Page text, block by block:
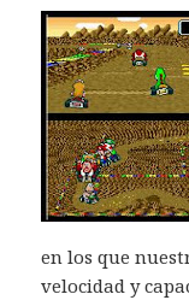
en los que
velocidad y